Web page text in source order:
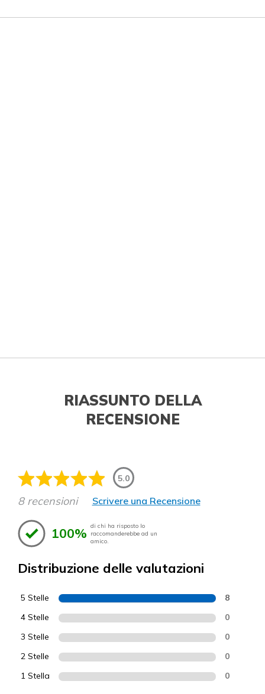
RIASSUNTO DELLA
RECENSIONE
5.0
8 recensioni Scrivere una Recensione
100% di chi ha risposto lo
raccomanderebbe ad un
amico.
Distribuzione delle valutazioni
5 Stelle 8
4 Stelle 0
3 Stelle 0
2 Stelle 0
1 Stella 0